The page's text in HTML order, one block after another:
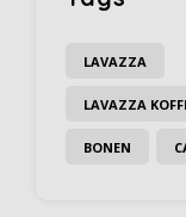
LAVAZZA
LAVAZZA
BONEN